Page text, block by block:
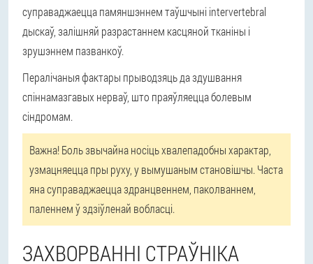
суправаджаецца памяншэннем таўшчыні intervertebral
дыскаў, залішняй разрастаннем касцяной тканіны і
зрушэннем пазванкоў.
Пералічаныя фактары прыводзяць да здушвання
спіннамазгавых нерваў, што праяўляецца болевым
сіндромам.
Важна! Боль звычайна носіць хвалепадобны характар,
узмацняецца пры руху, у вымушаным становішчы. Часта
яна суправаджаецца здранцвеннем, паколваннем,
паленнем ў здзіўленай вобласці.
ЗАХВОРВАННІ СТРАЎНІКА